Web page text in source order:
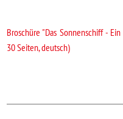
Broschüre "Das Sonnenschiff -
30 Seiten, deutsch)